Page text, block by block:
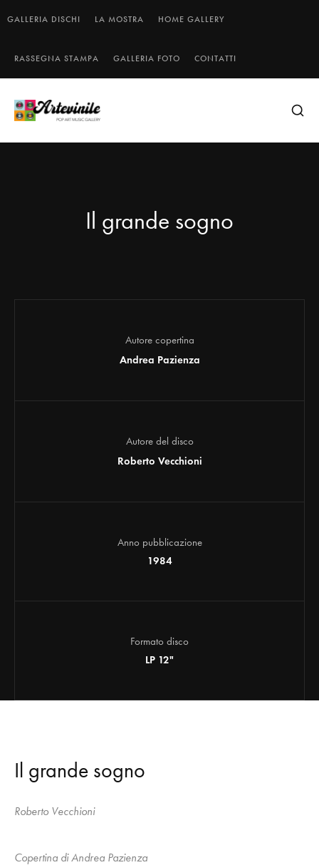
GALLERIA DISCHI LA MOSTRA HOME GALLERY
RASSEGNA STAMPA GALLERIA FOTO CONTATTI
Il grande sogno
Autore copertina
Andrea Pazienza
Autore del disco
Roberto Vecchioni
Anno pubblicazione
1984
Formato disco
LP 12"
Il grande sogno
Roberto Vecchioni
Copertina di Andrea Pazienza